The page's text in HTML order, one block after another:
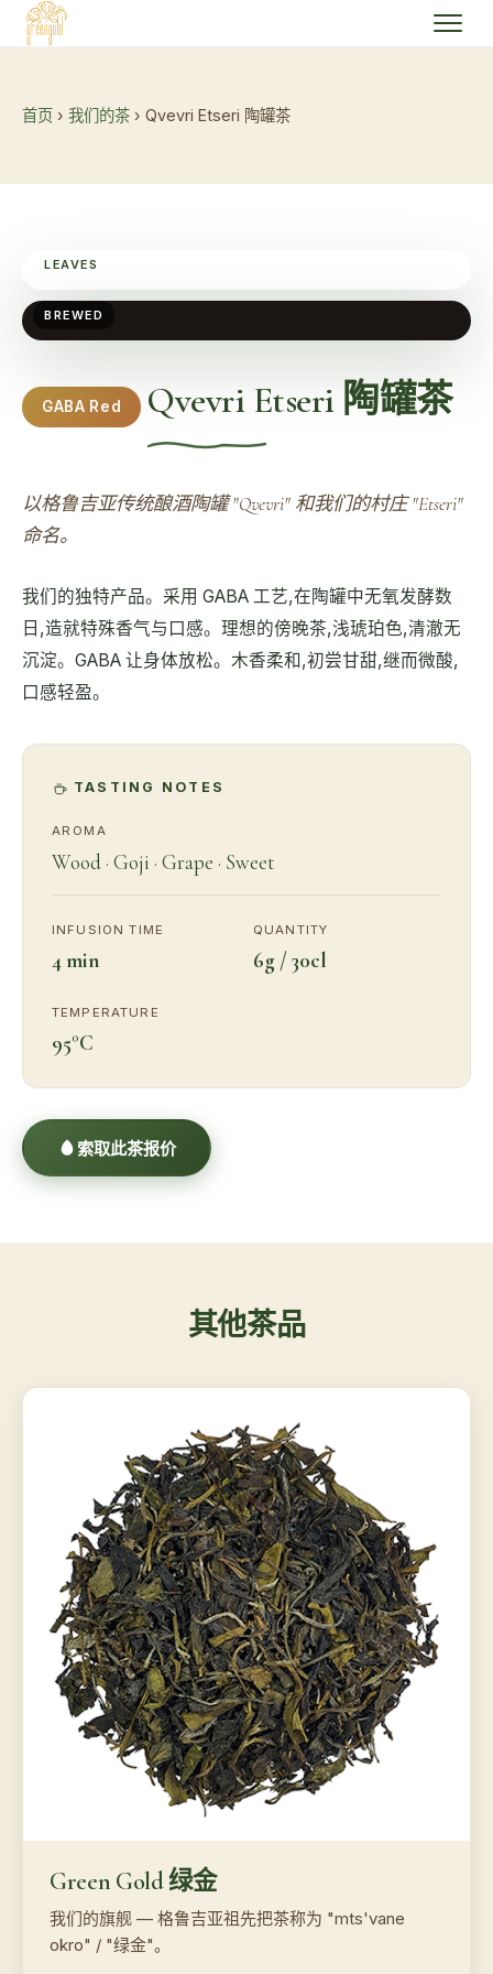
首页 › 我们的茶 › Qvevri Etseri 陶罐茶
LEAVES
BREWED
GABA Red Qvevri Etseri 陶罐茶
以格鲁吉亚传统酿酒陶罐 "Qvevri" 和我们的村庄 "Etseri"
命名。
我们的独特产品。采用 GABA 工艺,在陶罐中无氧发酵数
日,造就特殊香气与口感。理想的傍晚茶,浅琥珀色,清澈无
沉淀。GABA 让身体放松。木香柔和,初尝甘甜,继而微酸,
口感轻盈。
TASTING NOTES
AROMA
Wood · Goji · Grape · Sweet
INFUSION TIME
4 min
QUANTITY
6g / 30cl
TEMPERATURE
95°C
索取此茶报价
其他茶品
Green Gold 绿金
我们的旗舰 — 格鲁吉亚祖先把茶称为 "mts'vane
okro" / "绿金"。